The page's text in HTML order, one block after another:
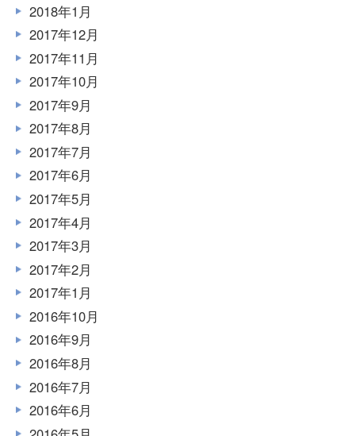
2018年1月
2017年12月
2017年11月
2017年10月
2017年9月
2017年8月
2017年7月
2017年6月
2017年5月
2017年4月
2017年3月
2017年2月
2017年1月
2016年10月
2016年9月
2016年8月
2016年7月
2016年6月